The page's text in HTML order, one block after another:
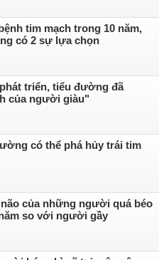
tim mạch trong 10 năm,
có 2 sự lựa chọn
triển, tiểu đường đã
của người giàu"
có thể phá hủy trái tim
của những người quá béo
so với người gầy